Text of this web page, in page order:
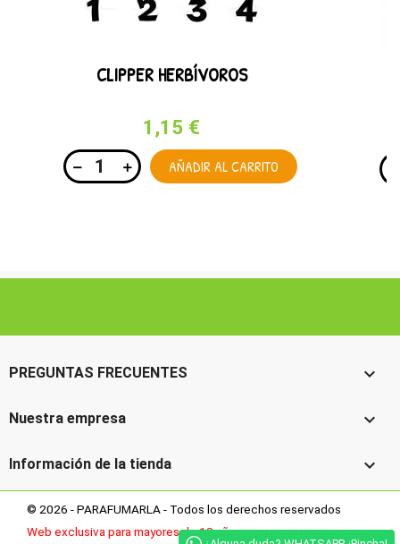
CLIPPER HERBÍVOROS
1,15 €
AÑADIR AL CARRITO
PREGUNTAS FRECUENTES 
Nuestra empresa 
Información de la tienda 
© 2026 - PARAFUMARLA - Todos los derechos reservados
Web exclusiva para mayores de 18 años